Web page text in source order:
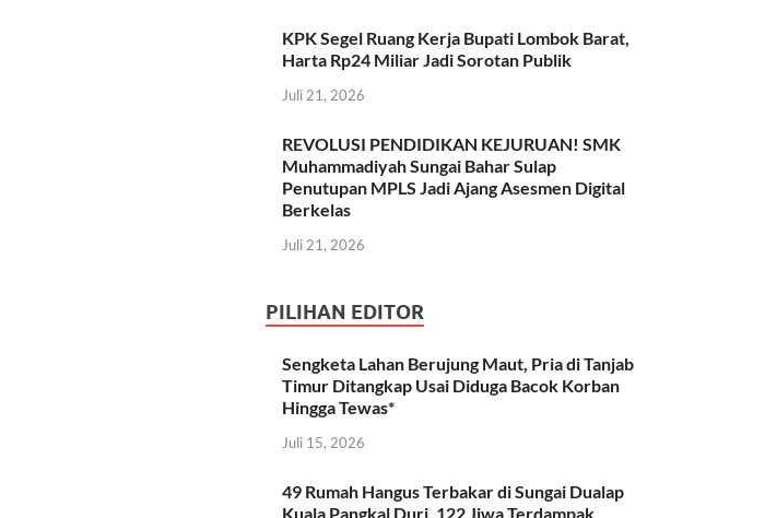
KPK Segel Ruang Kerja Bupati Lombok Barat,
Harta Rp24 Miliar Jadi Sorotan Publik
Juli 21, 2026
REVOLUSI PENDIDIKAN KEJURUAN! SMK
Muhammadiyah Sungai Bahar Sulap
Penutupan MPLS Jadi Ajang Asesmen Digital
Berkelas
Juli 21, 2026
PILIHAN EDITOR
Sengketa Lahan Berujung Maut, Pria di Tanjab
Timur Ditangkap Usai Diduga Bacok Korban
Hingga Tewas*
Juli 15, 2026
49 Rumah Hangus Terbakar di Sungai Dualap
Kuala Pangkal Duri, 122 Jiwa Terdampak